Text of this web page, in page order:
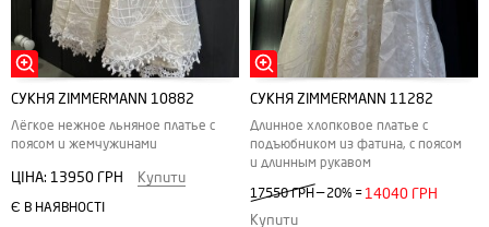
СУКНЯ ZIMMERMANN 10882
Лёгкое нежное льняное платье с
поясом и жемчужинами
ЦІНА: 13950 ГРН Купити
Є В НАЯВНОСТІ
СУКНЯ ZIMMERMANN 11282
Длинное хлопковое платье с
подъюбником из фатина, с поясом
и длинным рукавом
17550 ГРН — 20% = 14040 ГРН
Купити